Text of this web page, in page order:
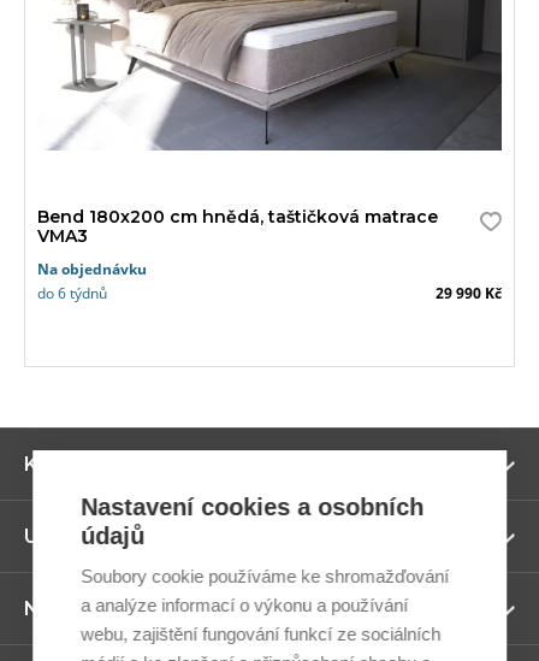
Bend 180x200 cm hnědá, taštičková matrace
VMA3
Na objednávku
do 6 týdnů
29 990 Kč
Kategorie
Užitečné odkazy
Newsletter
Nastavení cookies a osobních
údajů
Soubory cookie používáme ke shromažďování
a analýze informací o výkonu a používání
webu, zajištění fungování funkcí ze sociálních